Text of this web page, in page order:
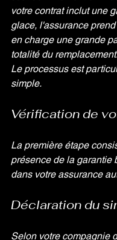
votre contrat inclut une
glace, l'assurance
en charge une grande
totalité du
Le processus est
simple.
Vérification de
La première étape
présence de la garantie
dans votre assurance
Déclaration du
Selon votre compagnie